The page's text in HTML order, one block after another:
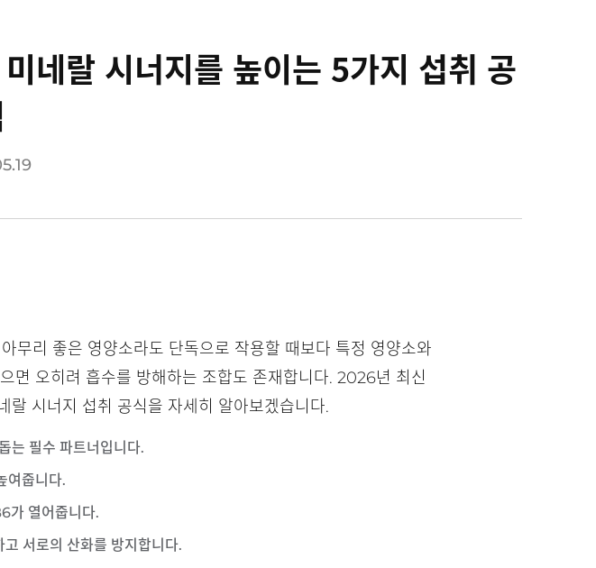
네랄 시너지를 높이는 5가지 섭취 공
무리 좋은 영양소라도 단독으로 작용할 때보다 특정 영양소와
면 오히려 흡수를 방해하는 조합도 존재합니다. 2026년 최신
랄 시너지 섭취 공식을 자세히 알아보겠습니다.
는 필수 파트너입니다.
여줍니다.
가 열어줍니다.
서로의 산화를 방지합니다.